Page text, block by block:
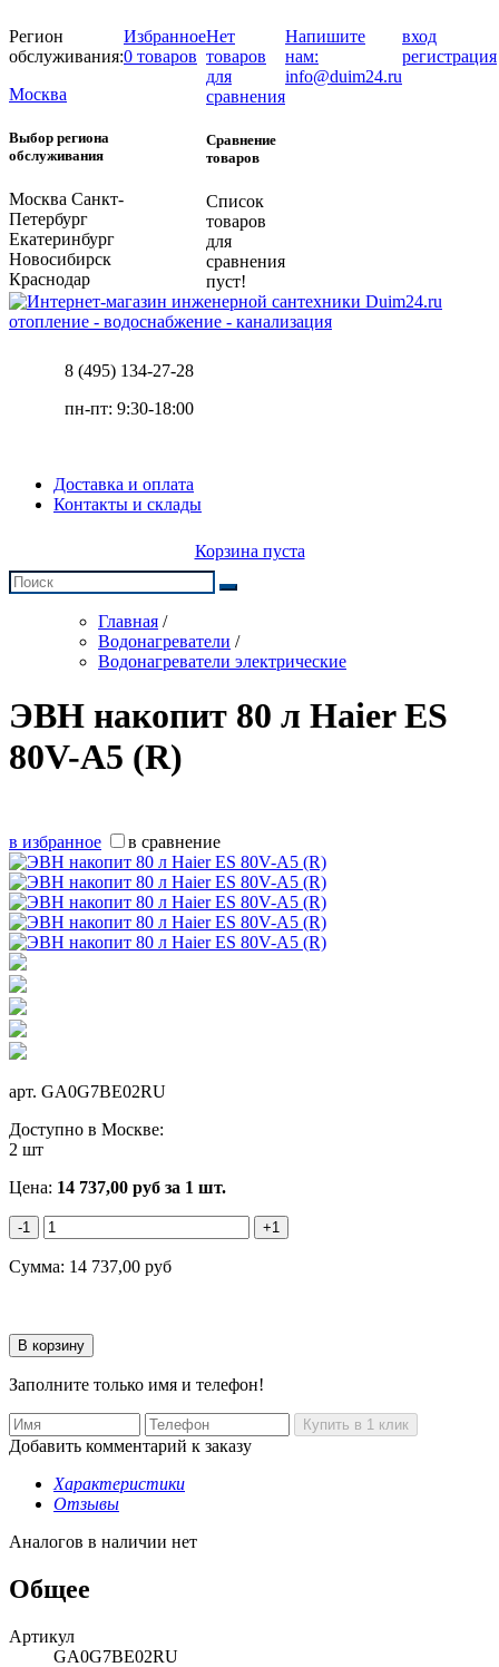
Регион
обслуживания:
Москва
Выбор региона
обслуживания
Москва Санкт-
Петербург
Екатеринбург
Новосибирск
Краснодар
Избранное
0 товаров
Нет
товаров
для
сравнения
Сравнение
товаров
Список
товаров
для
сравнения
пуст!
Напишите
нам:
info@duim24.ru
вход
регистрация
отопление - водоснабжение - канализация
8 (495) 134-27-28
пн-пт: 9:30-18:00
Доставка и оплата
Контакты и склады
Корзина пуста
Главная /
Водонагреватели /
Водонагреватели электрические
ЭВН накопит 80 л Haier ES
80V-A5 (R)
в избранное в сравнение
арт. GA0G7BE02RU
Доступно в Москве:
2 шт
Цена: 14 737,00 руб за 1 шт.
-1 +1
Сумма: 14 737,00 руб
Заполните только имя и телефон!
Добавить комментарий к заказу
Характеристики
Отзывы
Аналогов в наличии нет
Общее
Артикул
GA0G7BE02RU